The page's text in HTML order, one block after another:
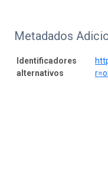
Metadados
Identificadores
alternativos